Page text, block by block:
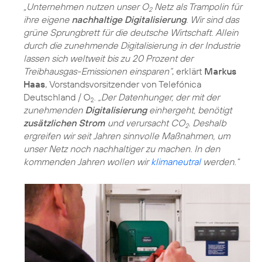
„Unternehmen nutzen unser O2Netz als Trampolin für
ihre eigene nachhaltige Digitalisierung. Wir sind das
grüne Sprungbrett für die deutsche Wirtschaft. Allein
durch die zunehmende Digitalisierung in der Industrie
lassen sich weltweit bis zu 20 Prozent der
Treibhausgas-Emissionen einsparen“, erklärt Markus
Haas, Vorstandsvorsitzender von Telefónica
Deutschland / O2. „Der Datenhunger, der mit der
zunehmenden Digitalisierungeinhergeht, benötigt
zusätzlichen Strom und verursacht CO2. Deshalb
ergreifen wir seit Jahren sinnvolle Maßnahmen, um
unser Netz noch nachhaltiger zu machen. In den
kommenden Jahren wollen wirklimaneutralwerden.“